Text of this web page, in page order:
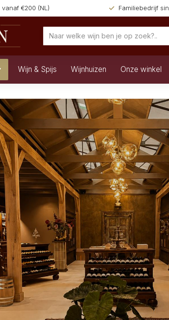
vanaf €200 (NL) Familiebedrijf
Wijn & Spijs Wijnhuizen Onze winkel